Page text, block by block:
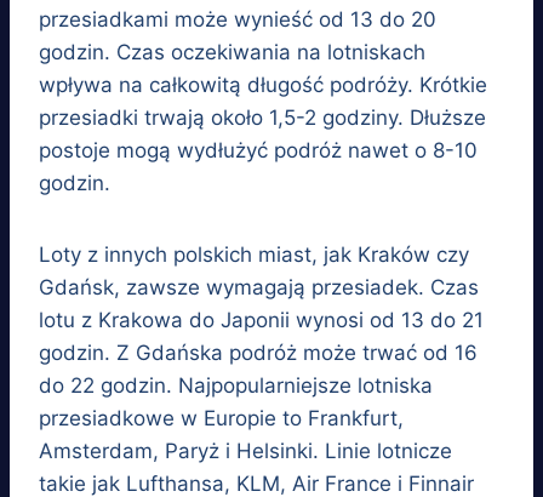
przesiadkami może wynieść od 13 do 20
godzin. Czas oczekiwania na lotniskach
wpływa na całkowitą długość podróży. Krótkie
przesiadki trwają około 1,5-2 godziny. Dłuższe
postoje mogą wydłużyć podróż nawet o 8-10
godzin.
Loty z innych polskich miast, jak Kraków czy
Gdańsk, zawsze wymagają przesiadek. Czas
lotu z Krakowa do Japonii wynosi od 13 do 21
godzin. Z Gdańska podróż może trwać od 16
do 22 godzin. Najpopularniejsze lotniska
przesiadkowe w Europie to Frankfurt,
Amsterdam, Paryż i Helsinki. Linie lotnicze
takie jak Lufthansa, KLM, Air France i Finnair